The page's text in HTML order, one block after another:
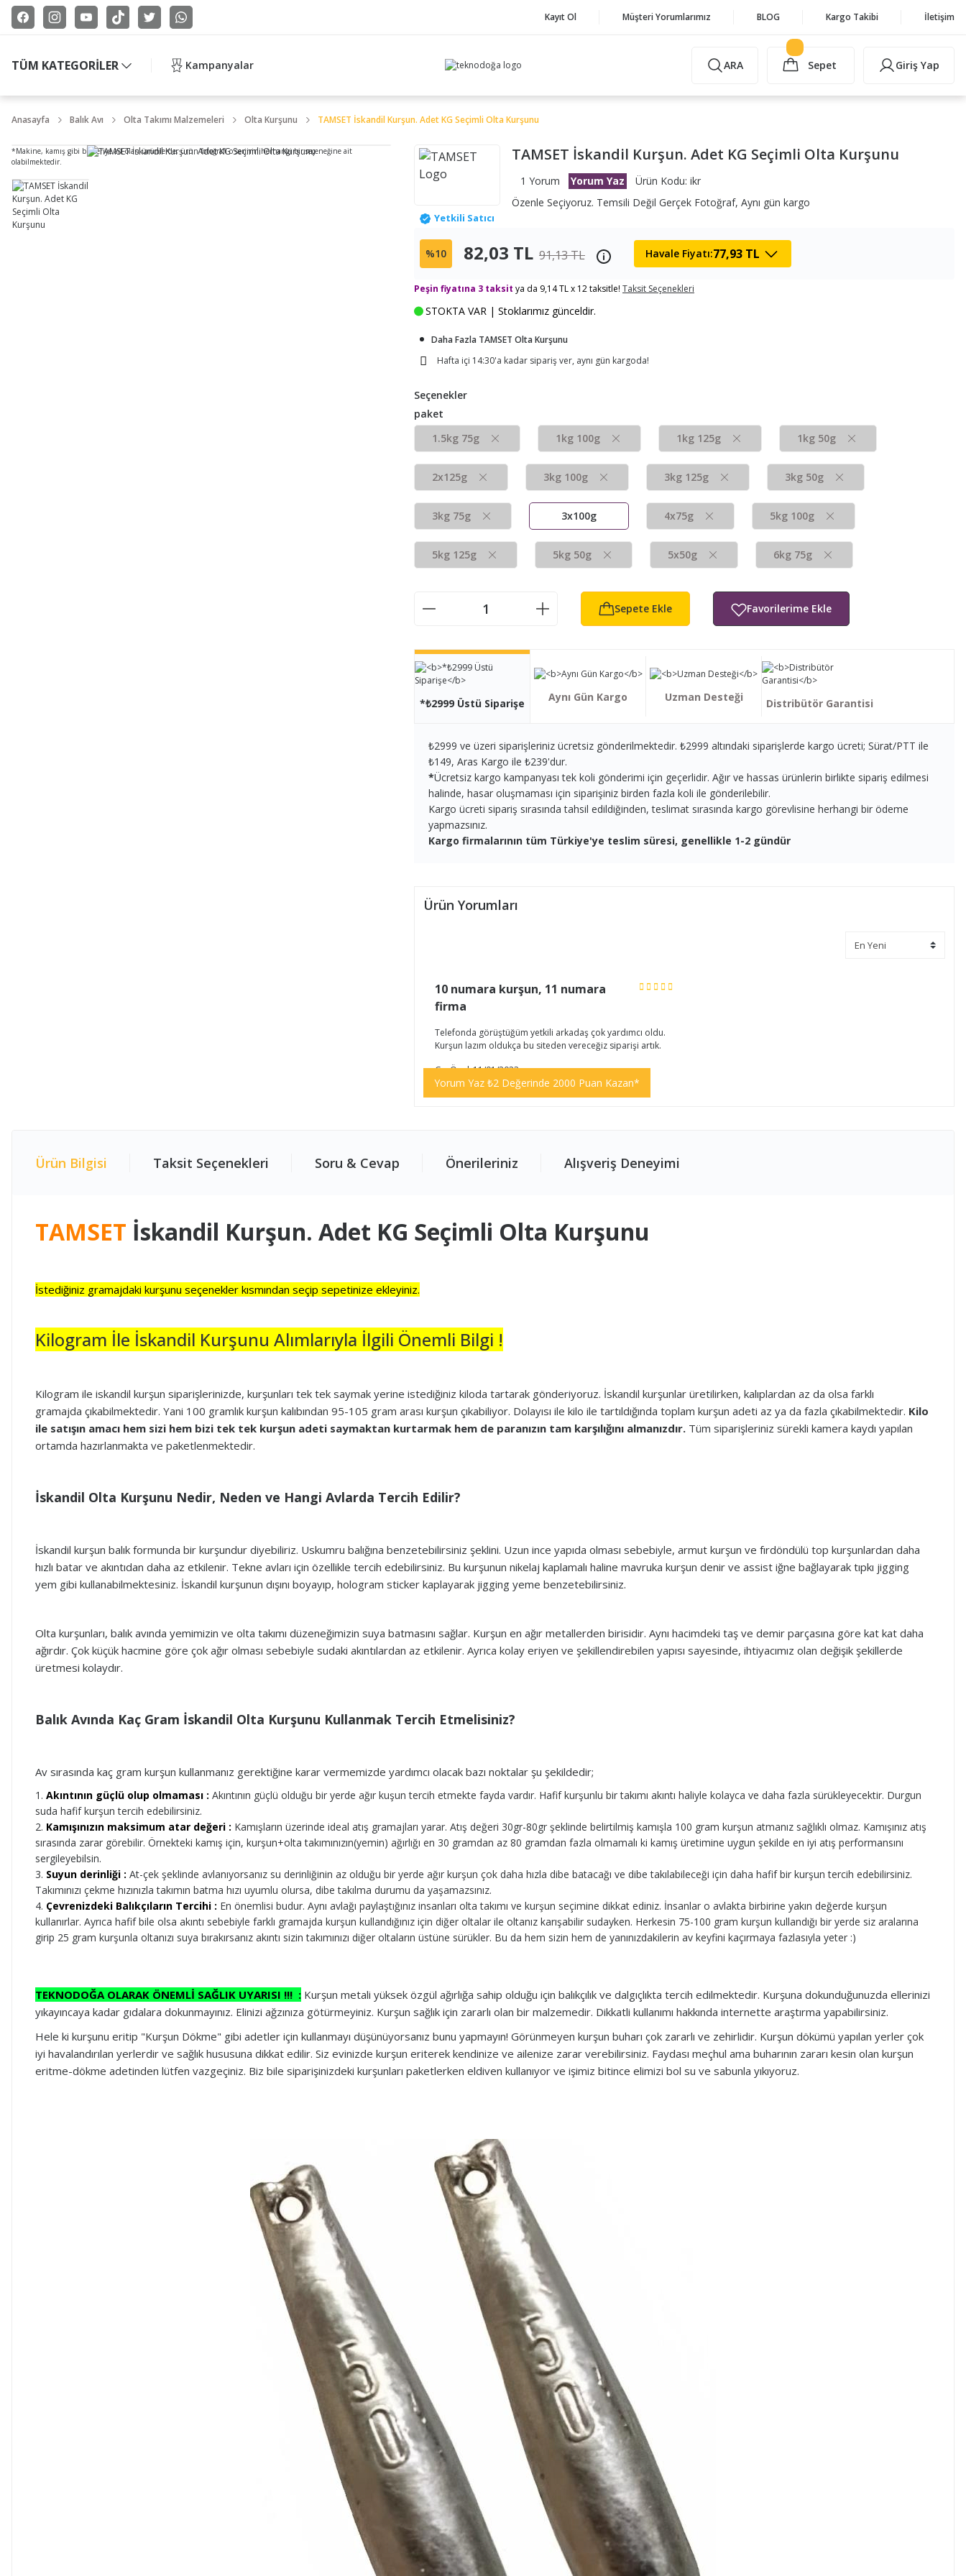
Kayıt Ol Müşteri Yorumlarımız BLOG Kargo Takibi İletişim
TÜM KATEGORİLER Kampanyalar ARA Sepet Giriş Yap
Anasayfa Balık Avı Olta Takımı Malzemeleri Olta Kurşunu TAMSET İskandil Kurşun. Adet KG Seçimli Olta Kurşunu
*Makine, kamış gibi bir seriye ait olan ürünlerde, ürün fotoğrafı o serinin herhangi bir seçeneğine ait
olabilmektedir.
Yetkili Satıcı
TAMSET İskandil Kurşun. Adet KG Seçimli Olta Kurşunu
1 Yorum Yorum Yaz
Ürün Kodu: ikr
Özenle Seçiyoruz. Temsili Değil Gerçek Fotoğraf, Aynı gün kargo
%10 82,03 TL 91,13 TL Havale Fiyatı:77,93 TL
Peşin fiyatına 3 taksit ya da 9,14 TL x 12 taksitle! Taksit Seçenekleri
STOKTA VAR | Stoklarımız günceldir.
Daha Fazla TAMSET Olta Kurşunu
Hafta içi 14:30'a kadar sipariş ver, aynı gün kargoda!
Seçenekler
paket
1.5kg 75g
1kg 100g 1kg 125g 1kg 50g
2x125g 3kg 100g 3kg 125g 3kg 50g
3kg 75g 3x100g 4x75g 5kg 100g
5kg 125g 5kg 50g 5x50g 6kg 75g
Sepete Ekle
*₺2999 Üstü Siparişe Aynı Gün Kargo Uzman Desteği Distribütör Garantisi
₺2999 ve üzeri siparişleriniz ücretsiz gönderilmektedir. ₺2999 altındaki siparişlerde kargo ücreti; Sürat/PTT ile
₺149, Aras Kargo ile ₺239'dur.
*Ücretsiz kargo kampanyası tek koli gönderimi için geçerlidir. Ağır ve hassas ürünlerin birlikte sipariş edilmesi
halinde, hasar oluşmaması için siparişiniz birden fazla koli ile gönderilebilir.
Kargo ücreti sipariş sırasında tahsil edildiğinden, teslimat sırasında kargo görevlisine herhangi bir ödeme
yapmazsınız.
Kargo firmalarının tüm Türkiye'ye teslim süresi, genellikle 1-2 gündür
Ürün Yorumları
10 numara kurşun, 11 numara
firma
Telefonda görüştüğüm yetkili arkadaş çok yardımcı oldu.
Kurşun lazım oldukça bu siteden vereceğiz siparişi artık.
G... Ö... | 11/01/2023
Yorum Yaz ₺2 Değerinde 2000 Puan Kazan*
Ürün Bilgisi Taksit Seçenekleri Soru & Cevap Önerileriniz Alışveriş Deneyimi
TAMSET İskandil Kurşun. Adet KG Seçimli Olta Kurşunu
İstediğiniz gramajdaki kurşunu seçenekler kısmından seçip sepetinize ekleyiniz.
Kilogram İle İskandil Kurşunu Alımlarıyla İlgili Önemli Bilgi !
Kilogram ile iskandil kurşun siparişlerinizde, kurşunları tek tek saymak yerine istediğiniz kiloda tartarak gönderiyoruz. İskandil kurşunlar üretilirken, kalıplardan az da olsa farklı
gramajda çıkabilmektedir. Yani 100 gramlık kurşun kalıbından 95-105 gram arası kurşun çıkabiliyor. Dolayısı ile kilo ile tartıldığında toplam kurşun adeti az ya da fazla çıkabilmektedir. Kilo
ile satışın amacı hem sizi hem bizi tek tek kurşun adeti saymaktan kurtarmak hem de paranızın tam karşılığını almanızdır. Tüm siparişleriniz sürekli kamera kaydı yapılan
ortamda hazırlanmakta ve paketlenmektedir.
İskandil Olta Kurşunu Nedir, Neden ve Hangi Avlarda Tercih Edilir?
İskandil kurşun balık formunda bir kurşundur diyebiliriz. Uskumru balığına benzetebilirsiniz şeklini. Uzun ince yapıda olması sebebiyle, armut kurşun ve fırdöndülü top kurşunlardan daha
hızlı batar ve akıntıdan daha az etkilenir. Tekne avları için özellikle tercih edebilirsiniz. Bu kurşunun nikelaj kaplamalı haline mavruka kurşun denir ve assist iğne bağlayarak tıpkı jigging
yem gibi kullanabilmektesiniz. İskandil kurşunun dışını boyayıp, hologram sticker kaplayarak jigging yeme benzetebilirsiniz.
Olta kurşunları, balık avında yemimizin ve olta takımı düzeneğimizin suya batmasını sağlar. Kurşun en ağır metallerden birisidir. Aynı hacimdeki taş ve demir parçasına göre kat kat daha
ağırdır. Çok küçük hacmine göre çok ağır olması sebebiyle sudaki akıntılardan az etkilenir. Ayrıca kolay eriyen ve şekillendirebilen yapısı sayesinde, ihtiyacımız olan değişik şekillerde
üretmesi kolaydır.
Balık Avında Kaç Gram İskandil Olta Kurşunu Kullanmak Tercih Etmelisiniz?
Av sırasında kaç gram kurşun kullanmanız gerektiğine karar vermemizde yardımcı olacak bazı noktalar şu şekildedir;
Akıntının güçlü olup olmaması : Akıntının güçlü olduğu bir yerde ağır kuşun tercih etmekte fayda vardır. Hafif kurşunlu bir takımı akıntı haliyle kolayca ve daha fazla sürükleyecektir. Durgun
suda hafif kurşun tercih edebilirsiniz.
Kamışınızın maksimum atar değeri : Kamışların üzerinde ideal atış gramajları yarar. Atış değeri 30gr-80gr şeklinde belirtilmiş kamışla 100 gram kurşun atmanız sağlıklı olmaz. Kamışınız atış
sırasında zarar görebilir. Örnekteki kamış için, kurşun+olta takımınızın(yemin) ağırlığı en 30 gramdan az 80 gramdan fazla olmamalı ki kamış üretimine uygun şekilde en iyi atış performansını
sergileyebilsin.
Suyun derinliği : At-çek şeklinde avlanıyorsanız su derinliğinin az olduğu bir yerde ağır kurşun çok daha hızla dibe batacağı ve dibe takılabileceği için daha hafif bir kurşun tercih edebilirsiniz.
Takımınızı çekme hızınızla takımın batma hızı uyumlu olursa, dibe takılma durumu da yaşamazsınız.
Çevrenizdeki Balıkçıların Tercihi : En önemlisi budur. Aynı avlağı paylaştığınız insanları olta takımı ve kurşun seçimine dikkat ediniz. İnsanlar o avlakta birbirine yakın değerde kurşun
kullanırlar. Ayrıca hafif bile olsa akıntı sebebiyle farklı gramajda kurşun kullandığınız için diğer oltalar ile oltanız karışabilir sudayken. Herkesin 75-100 gram kurşun kullandığı bir yerde siz aralarına
girip 25 gram kurşunla oltanızı suya bırakırsanız akıntı sizin takımınızı diğer oltaların üstüne sürükler. Bu da hem sizin hem de yanınızdakilerin av keyfini kaçırmaya fazlasıyla yeter :)
TEKNODOĞA OLARAK ÖNEMLİ SAĞLIK UYARISI !!! : Kurşun metali yüksek özgül ağırlığa sahip olduğu için balıkçılık ve dalgıçlıkta tercih edilmektedir. Kurşuna dokunduğunuzda ellerinizi
yıkayıncaya kadar gıdalara dokunmayınız. Elinizi ağzınıza götürmeyiniz. Kurşun sağlık için zararlı olan bir malzemedir. Dikkatli kullanımı hakkında internette araştırma yapabilirsiniz.
Hele ki kurşunu eritip "Kurşun Dökme" gibi adetler için kullanmayı düşünüyorsanız bunu yapmayın! Görünmeyen kurşun buharı çok zararlı ve zehirlidir. Kurşun dökümü yapılan yerler çok
iyi havalandırılan yerlerdir ve sağlık hususuna dikkat edilir. Siz evinizde kurşun eriterek kendinize ve ailenize zarar verebilirsiniz. Faydası meçhul ama buharının zararı kesin olan kurşun
eritme-dökme adetinden lütfen vazgeçiniz. Biz bile siparişinizdeki kurşunları paketlerken eldiven kullanıyor ve işimiz bitince elimizi bol su ve sabunla yıkıyoruz.